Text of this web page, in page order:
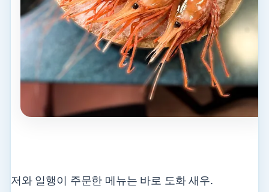
저와 일행이 주문한 메뉴는 바로 도화 새우.